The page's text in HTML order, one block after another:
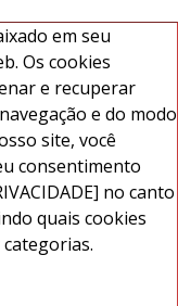
em seu
Os cookies
e recuperar
e do modo
site, você
consentimento
no canto
quais cookies